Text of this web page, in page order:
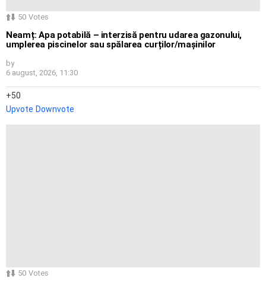
50 Votes
Neamț: Apa potabilă – interzisă pentru udarea gazonului,
umplerea piscinelor sau spălarea curților/mașinilor
by
6 august, 2026, 11:30
50
Upvote Downvote
50 Votes